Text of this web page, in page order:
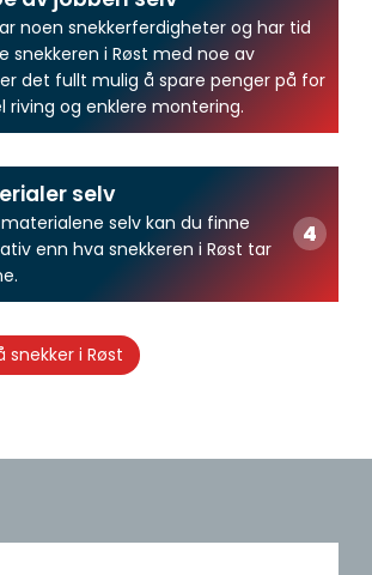
noen snekkerferdigheter og har tid
snekkeren i Røst med noe av
det fullt mulig å spare penger på for
riving og enklere montering.
selv
selv kan du finne
enn hva snekkeren i Røst tar
snekker i Røst